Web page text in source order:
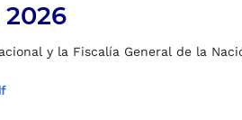
y la Fiscalía General de la